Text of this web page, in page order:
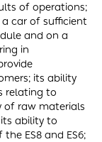
of operations;
car of sufficient
and on a
in
its ability
relating to
of raw materials
ability to
ES8 and ES6;